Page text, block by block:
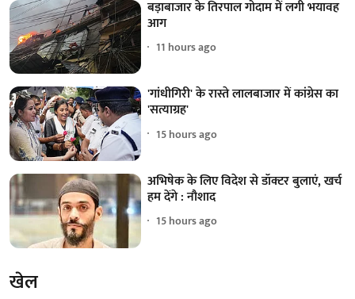
बड़ाबाजार के तिरपाल गोदाम में लगी भयावह
आग
11 hours ago
'गांधीगिरी' के रास्ते लालबाजार में कांग्रेस का
'सत्याग्रह'
15 hours ago
अभिषेक के लिए विदेश से डॉक्टर बुलाएं, खर्च
हम देंगे : नौशाद
15 hours ago
खेल